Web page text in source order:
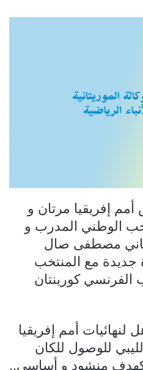
أمم إفريقيا مرتان و
الوطني المدرب و
مصطفى صال
مع المنتخب
الفرنسي كورينتان
أمم إفريقيا
للوصول للكان
منشود و أساسي..